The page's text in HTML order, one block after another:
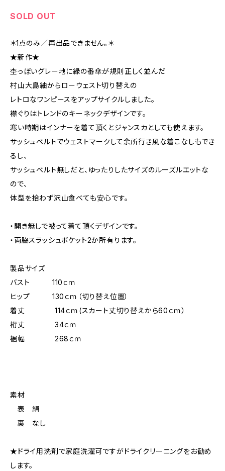
SOLD OUT
＊1点のみ／再出品できません。＊
★新作★
杢っぽいグレー地に緑の番傘が規則正しく並んだ
村山大島紬からローウェスト切り替えの
レトロなワンピースをアップサイクルしました。
襟ぐりはトレンドのキーネックデザインです。
寒い時期はインナーを着て頂くとジャンスカとしても使えます。
サッシュベルトでウェストマークして余所行き風な着こなしもでき
るし、
サッシュベルト無しだと、ゆったりしたサイズのルーズルエットな
ので、
体型を拾わず沢山食べても安心です。
・開き無しで被って着て頂くデザインです。
・両脇スラッシュポケット2か所有ります。
製品サイズ
バスト 110ｃｍ
ヒップ 130ｃｍ（切り替え位置）
着丈 114ｃｍ(スカート丈切り替えから60ｃｍ）
裄丈 34ｃｍ
裾幅 268ｃｍ
素材
表 絹
裏 なし
★ドライ用洗剤で家庭洗濯可ですがドライクリーニングをお勧め
します。